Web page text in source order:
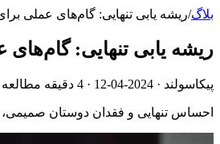
بلاگ/ریشه یابی تنهایی: گام‌های عملی
ریشه یابی تنهایی:
پیکاسولند · 2024-04-12 · 4 دقیقه مطالعه
احساس تنهایی و فقدان دوستان صمیمی،